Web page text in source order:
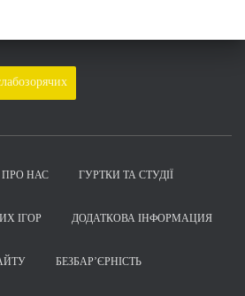
ПРО НАС ГУРТКИ ТА СТУДІЇ
ІГОР ДОДАТКОВА ІНФОРМАЦИЯ
БЕЗБАР’ЄРНІСТЬ